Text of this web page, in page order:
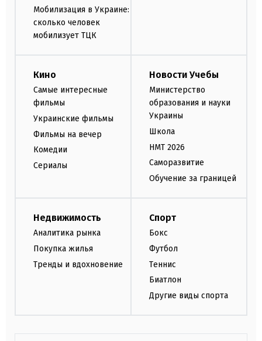
Мобилизация в Украине:
сколько человек
мобилизует ТЦК
Кино
Самые интересные
фильмы
Украинские фильмы
Фильмы на вечер
Комедии
Сериалы
Новости Учебы
Министерство
образования и науки
Украины
Школа
НМТ 2026
Саморазвитие
Обучение за границей
Недвижимость
Аналитика рынка
Покупка жилья
Тренды и вдохновение
Спорт
Бокс
Футбол
Теннис
Биатлон
Другие виды спорта